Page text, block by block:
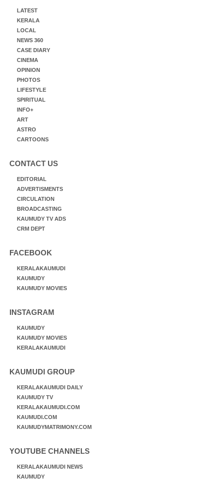
LATEST
KERALA
LOCAL
NEWS 360
CASE DIARY
CINEMA
OPINION
PHOTOS
LIFESTYLE
SPIRITUAL
INFO+
ART
ASTRO
CARTOONS
CONTACT US
EDITORIAL
ADVERTISMENTS
CIRCULATION
BROADCASTING
KAUMUDY TV ADS
CRM DEPT
FACEBOOK
KERALAKAUMUDI
KAUMUDY
KAUMUDY MOVIES
INSTAGRAM
KAUMUDY
KAUMUDY MOVIES
KERALAKAUMUDI
KAUMUDI GROUP
KERALAKAUMUDI DAILY
KAUMUDY TV
KERALAKAUMUDI.COM
KAUMUDI.COM
KAUMUDYMATRIMONY.COM
YOUTUBE CHANNELS
KERALAKAUMUDI NEWS
KAUMUDY